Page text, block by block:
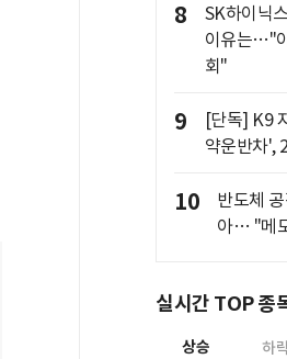
8
SK하이닉
이유는…"
회"
9
[단독] K9
약운반차',
10
반도체
아… "메
실시간 TOP 종
상승 하